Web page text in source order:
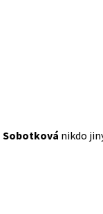
Sobotková nikdo